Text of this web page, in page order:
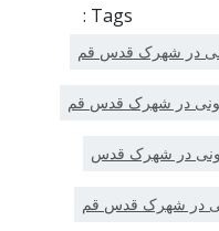
Tags :
در شهرک قدس قم
در شهرک قدس قم
در شهرک قدس
در شهرک قدس قم